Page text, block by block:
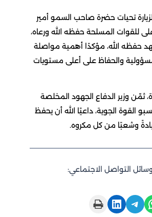
تحيات حضرة صاحب السمو أمير
للقوات المسلحة حفظه الله ورعاه،
حفظه الله، مؤكدًا أهمية مواصلة
والحفاظ على أعلى مستويات
ثمّن وزير الدفاع الجهود المخلصة
القوة الجوية، داعيًا الله أن يحفظ
وشعبًا من كل مكروه.
التواصل الاجتماعي:
Share on Telegram
Share on LinkedIn
Print this Page